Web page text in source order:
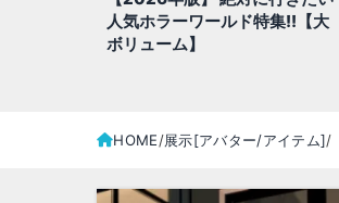
人気ホラーワールド特集!!【大
ボリューム】
HOME 展示[アバター/アイテム]